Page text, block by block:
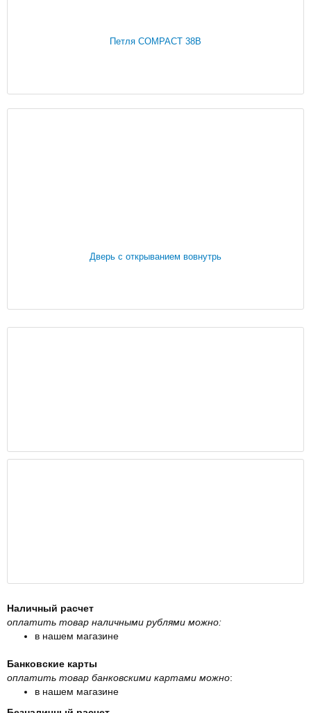
Петля COMPACT 38B
Дверь с открыванием вовнутрь
Наличный расчет
оплатить товар наличными рублями можно:
в нашем магазине
Банковские карты
оплатить товар банковскими картами можно:
в нашем магазине